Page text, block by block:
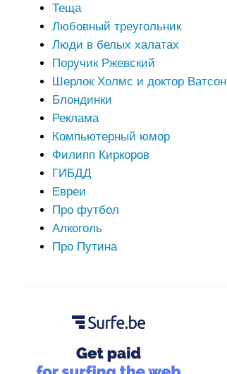
Теща
Любовный треугольник
Люди в белых халатах
Поручик Ржевский
Шерлок Холмс и доктор Ватсон
Блондинки
Реклама
Компьютерный юмор
Филипп Киркоров
ГИБДД
Евреи
Про футбол
Алкоголь
Про Путина